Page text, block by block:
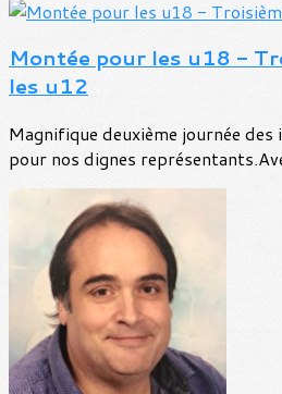
Montée pour les u18 -
les u12
Magnifique deuxième journée
pour nos dignes